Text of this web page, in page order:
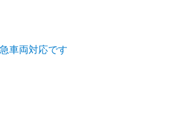
車両対応です